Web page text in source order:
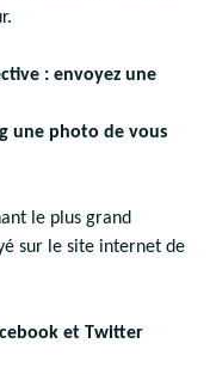
: envoyez une
une photo de vous
le plus grand
sur le site internet de
et Twitter